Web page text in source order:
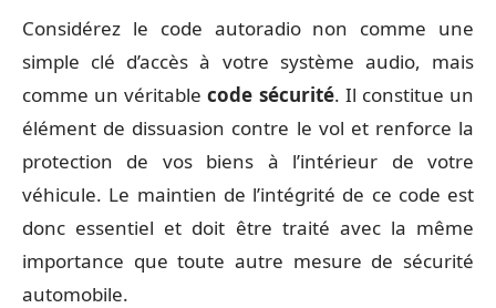
Considérez le code autoradio non comme une
simple clé d’accès à votre système audio, mais
comme un véritablecode sécurité. Il constitue un
élément de dissuasion contre le vol et renforce la
protection de vos biens à l’intérieur de votre
véhicule. Le maintien de l’intégrité de ce code est
donc essentiel et doit être traité avec la même
importance que toute autre mesure de sécurité
automobile.